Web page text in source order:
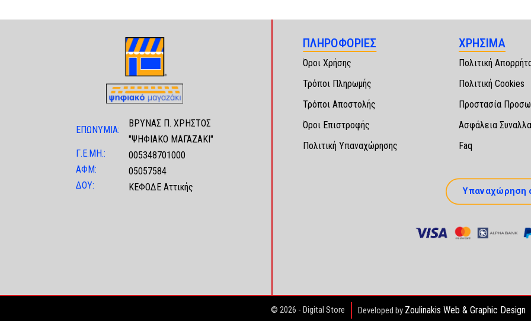
ΕΠΩΝΥΜΙΑ:
ΒΡΥΝΑΣ Π. ΧΡΗΣΤΟΣ
"ΨΗΦΙΑΚΟ ΜΑΓΑΖΑΚΙ"
Γ.Ε.ΜΗ.:
005348701000
ΑΦΜ:
05057584
ΔΟΥ:
ΚΕΦΟΔΕ Αττικής
ΠΛΗΡΟΦΟΡΙΕΣ
Όροι Χρήσης
Τρόποι Πληρωμής
Τρόποι Αποστολής
Όροι Επιστροφής
Πολιτική Υπαναχώρησης
ΧΡΗΣΙΜΑ
Πολιτική
Πολιτική Cookies
Προστασία
Ασφάλεια
Faq
Υπαναχώρηση
© 2026 - Digital Store Developed by Zoulinakis Web & Graphic Design